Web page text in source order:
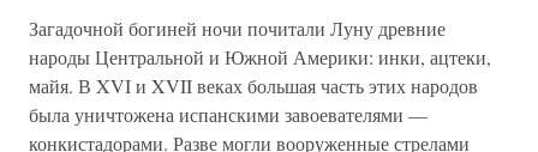
Загадочной богиней ночи почитали Луну древние
народы Центральной и Южной Америки: инки, ацтеки,
майя. В XVI и XVII веках большая часть этих народов
была уничтожена испанскими завоевателями —
конкистадорами. Разве могли вооруженные стрелами